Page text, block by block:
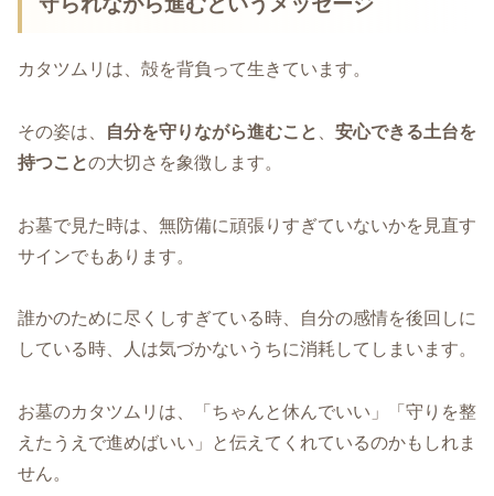
カタツムリは、殻を背負って生きています。
その姿は、 自分を守りながら進むこと
安心できる土台を
持つことの大切さを象徴します。
お墓で見た時は、無防備に頑張りすぎていないかを見直す
サインでもあります。
誰かのために尽くしすぎている時、自分の感情を後回しに
している時、人は気づかないうちに消耗してしまいます。
お墓のカタツムリは、「ちゃんと休んでいい」「守りを整
えたうえで進めばいい」と伝えてくれているのかもしれま
せん。